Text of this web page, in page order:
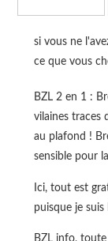
si vous ne
ce que vous
BZL 2 en 1 :
vilaines traces
au plafond !
sensible pour
Ici, tout est
puisque je
BZL info,